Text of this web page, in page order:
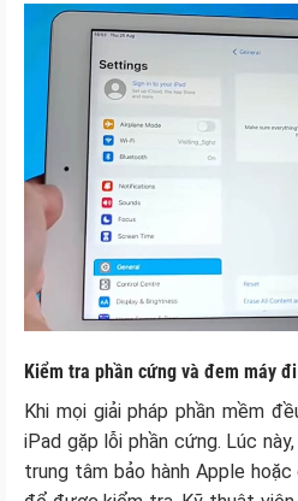
Kiểm tra phần cứng và đem máy
Khi mọi giải pháp phần mềm
iPad gặp lỗi phần cứng. Lúc
trung tâm bảo hành Apple